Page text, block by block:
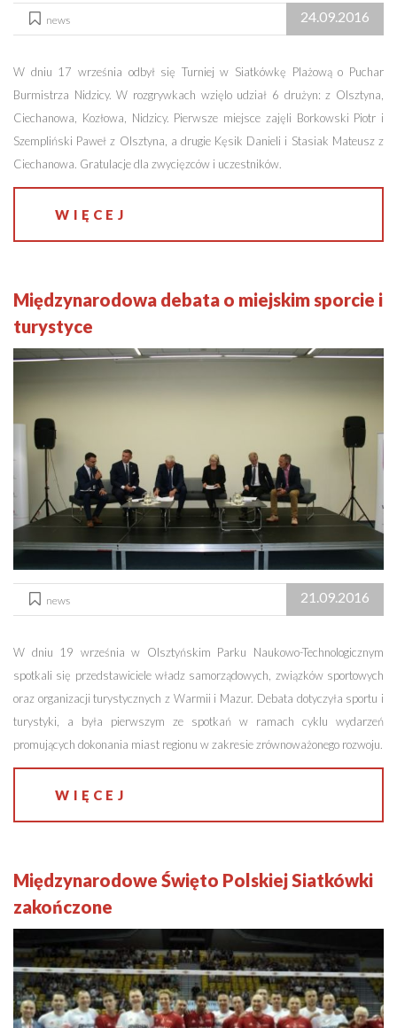
news 24.09.2016
W dniu 17 września odbył się Turniej w Siatkówkę Plażową o Puchar
Burmistrza Nidzicy. W rozgrywkach wzięlo udział 6 drużyn: z Olsztyna,
Ciechanowa, Kozłowa, Nidzicy. Pierwsze miejsce zajęli Borkowski Piotr i
Szempliński Paweł z Olsztyna, a drugie Kęsik Danieli i Stasiak Mateusz z
Ciechanowa. Gratulacje dla zwycięzców i uczestników.
WIĘCEJ
Międzynarodowa debata o miejskim sporcie i
turystyce
news 21.09.2016
W dniu 19 września w Olsztyńskim Parku Naukowo-Technologicznym
spotkali się przedstawiciele władz samorządowych, związków sportowych
oraz organizacji turystycznych z Warmii i Mazur. Debata dotyczyła sportu i
turystyki, a była pierwszym ze spotkań w ramach cyklu wydarzeń
promujących dokonania miast regionu w zakresie zrównoważonego rozwoju.
WIĘCEJ
Międzynarodowe Święto Polskiej Siatkówki
zakończone